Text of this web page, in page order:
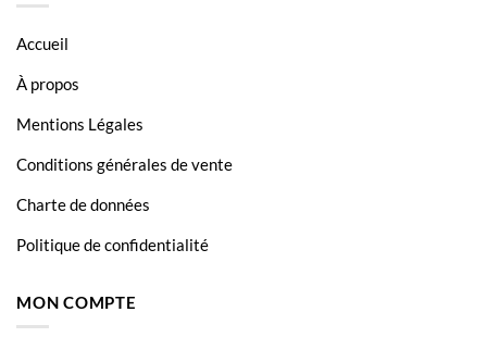
Accueil
À propos
Mentions Légales
Conditions générales de vente
Charte de données
Politique de confidentialité
MON COMPTE